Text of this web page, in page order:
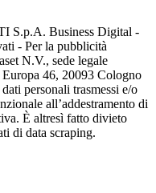
S.p.A. Business Digital -
- Per la pubblicità
N.V., sede legale
46, 20093 Cologno
personali trasmessi e/o
all’addestramento di
È altresì fatto divieto
di data scraping.